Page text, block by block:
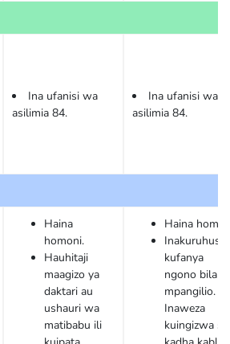
Ina ufanisi wa
asilimia 84.
Haina
homoni.
Hauhitaji
maagizo ya
daktari au
ushauri wa
matibabu ili
Ina ufanisi wa
asilimia 84.
Haina
Inakuruhusu
kufanya
ngono bila
mpangilio.
Inaweza
kuingizwa